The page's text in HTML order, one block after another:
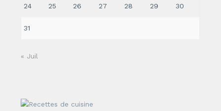
24 25 26 27 28 29 30
31
« Juil